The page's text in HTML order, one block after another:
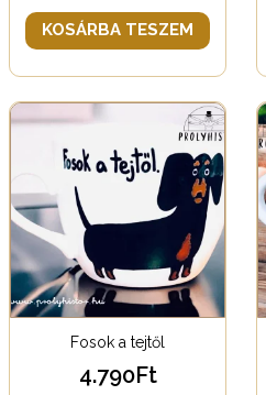
KOSÁRBA TESZEM
Fosok a tejtől
4.790Ft